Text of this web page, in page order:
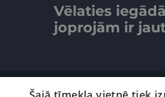
Vēlaties
joprojām ir